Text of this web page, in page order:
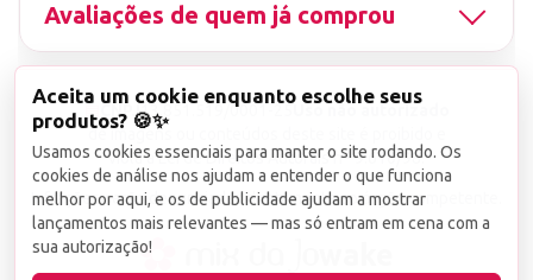
Avaliações de quem já comprou
▤ CNPJ13.851.519/0001-25
de imagens ou conteúdos deste site é proibido e
viola a Lei de Direitos Autorais nº 9.610/98.
Infrações serão denunciadas diretamente ao órgão competente.
Aceita um cookie enquanto escolhe seus
produtos? 🍪✨
Usamos cookies essenciais para manter o site rodando. Os
cookies de análise nos ajudam a entender o que funciona
melhor por aqui, e os de publicidade ajudam a mostrar
lançamentos mais relevantes — mas só entram em cena com a
sua autorização!